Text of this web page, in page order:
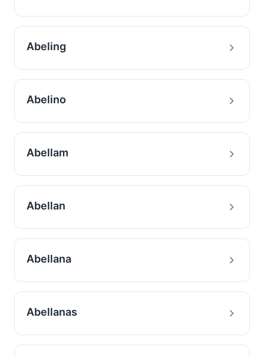
Abeling
Abelino
Abellam
Abellan
Abellana
Abellanas